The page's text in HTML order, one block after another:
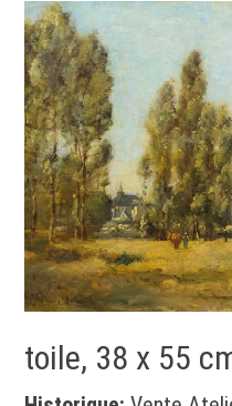
toile, 38 x 55